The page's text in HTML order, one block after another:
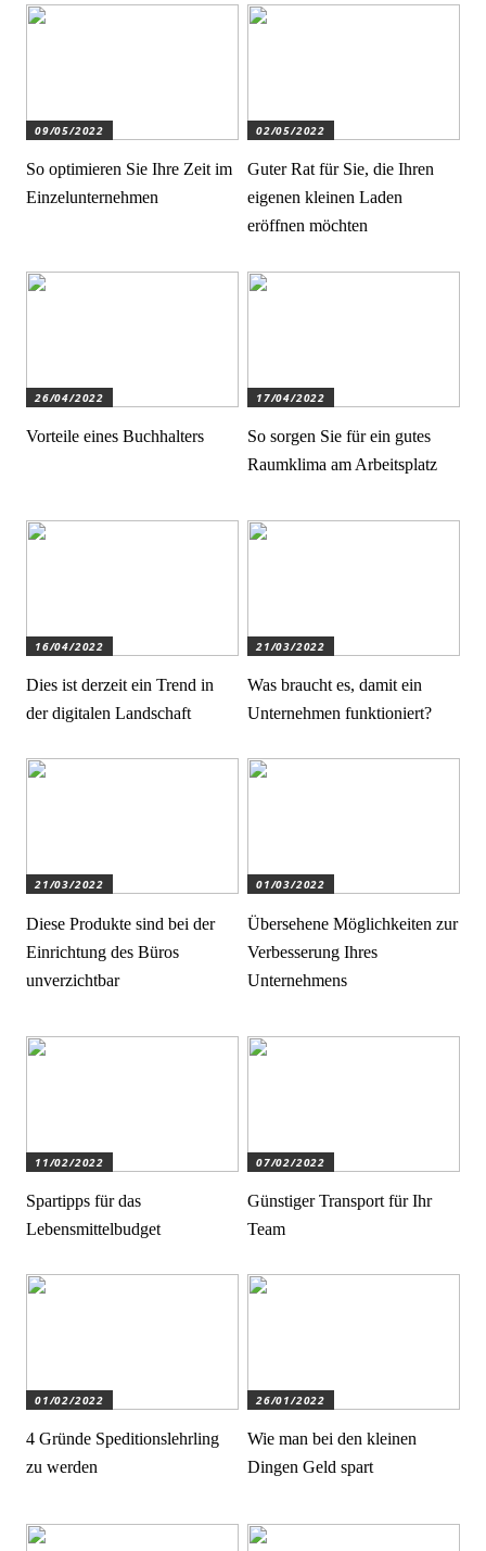
09/05/2022
So optimieren Sie Ihre Zeit im
Einzelunternehmen
02/05/2022
Guter Rat für Sie, die Ihren
eigenen kleinen Laden
eröffnen möchten
26/04/2022
Vorteile eines Buchhalters
17/04/2022
So sorgen Sie für ein gutes
Raumklima am Arbeitsplatz
16/04/2022
Dies ist derzeit ein Trend in
der digitalen Landschaft
21/03/2022
Was braucht es, damit ein
Unternehmen funktioniert?
21/03/2022
Diese Produkte sind bei der
Einrichtung des Büros
unverzichtbar
01/03/2022
Übersehene Möglichkeiten zur
Verbesserung Ihres
Unternehmens
11/02/2022
Spartipps für das
Lebensmittelbudget
07/02/2022
Günstiger Transport für Ihr
Team
01/02/2022
4 Gründe Speditionslehrling
zu werden
26/01/2022
Wie man bei den kleinen
Dingen Geld spart